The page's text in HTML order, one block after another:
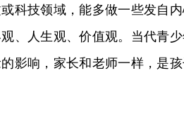
科技领域，能多做一些发自
、人生观、价值观。当代青
影响，家长和老师一样，是